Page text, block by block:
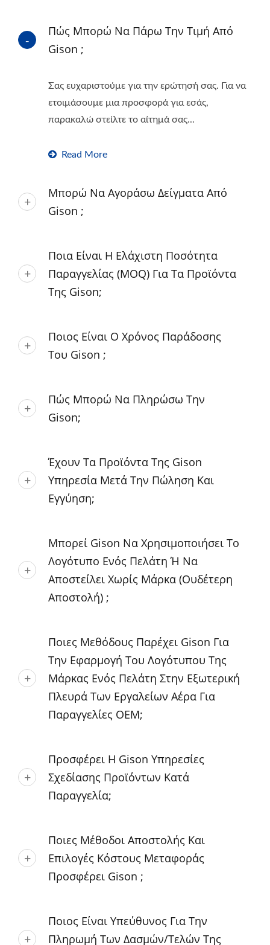
Πώς Μπορώ Να Πάρω Την Τιμή Από
Gison ;
Σας ευχαριστούμε για την ερώτησή σας. Για να
ετοιμάσουμε μια προσφορά για εσάς,
παρακαλώ στείλτε το αίτημά σας...
Read More
Μπορώ Να Αγοράσω Δείγματα Από
Gison ;
Ποια Είναι Η Ελάχιστη Ποσότητα
Παραγγελίας (MOQ) Για Τα Προϊόντα
Της Gison;
Ποιος Είναι Ο Χρόνος Παράδοσης
Του Gison ;
Πώς Μπορώ Να Πληρώσω Την
Gison;
Έχουν Τα Προϊόντα Της Gison
Υπηρεσία Μετά Την Πώληση Και
Εγγύηση;
Μπορεί Gison Να Χρησιμοποιήσει Το
Λογότυπο Ενός Πελάτη Ή Να
Αποστείλει Χωρίς Μάρκα (ουδέτερη
Αποστολή) ;
Ποιες Μεθόδους Παρέχει Gison Για
Την Εφαρμογή Του Λογότυπου Της
Μάρκας Ενός Πελάτη Στην Εξωτερική
Πλευρά Των Εργαλείων Αέρα Για
Παραγγελίες OEM;
Προσφέρει Η Gison Υπηρεσίες
Σχεδίασης Προϊόντων Κατά
Παραγγελία;
Ποιες Μέθοδοι Αποστολής Και
Επιλογές Κόστους Μεταφοράς
Προσφέρει Gison ;
Ποιος Είναι Υπεύθυνος Για Την
Πληρωμή Των Δασμών/τελών Της